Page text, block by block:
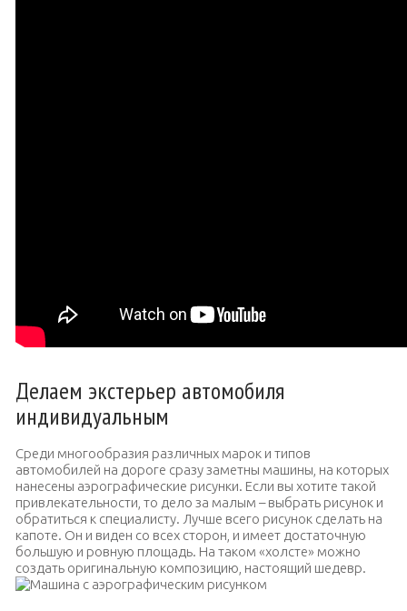
Делаем экстерьер автомобиля
индивидуальным
Среди многообразия различных марок и типов
автомобилей на дороге сразу заметны машины, на которых
нанесены аэрографические рисунки. Если вы хотите такой
привлекательности, то дело за малым – выбрать рисунок и
обратиться к специалисту. Лучше всего рисунок сделать на
капоте. Он и виден со всех сторон, и имеет достаточную
большую и ровную площадь. На таком «холсте» можно
создать оригинальную композицию, настоящий шедевр.